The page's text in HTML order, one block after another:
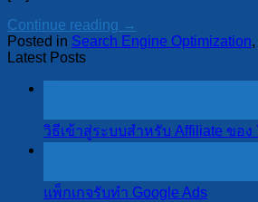
Continue reading →
Posted in Search Engine Optimization,
Latest Posts
วิธีเข้าสู่ระบบสำหรับ Affiliate ของ
แพ็กเกจรับทำ Google Ads